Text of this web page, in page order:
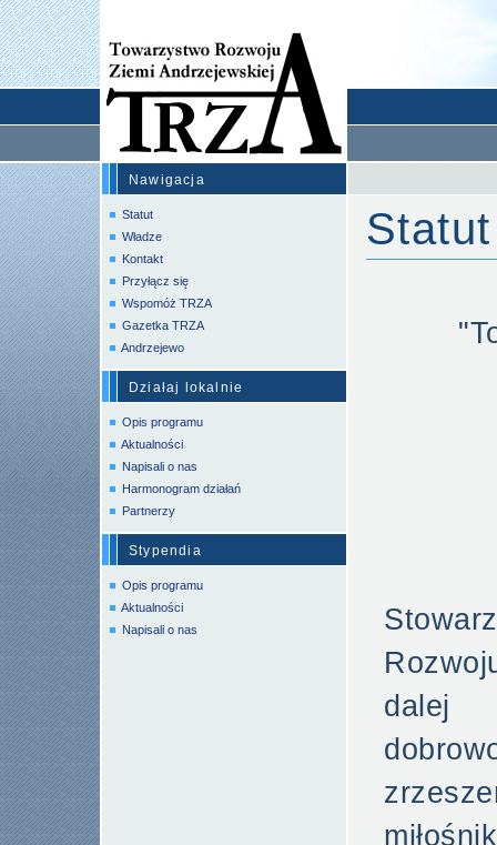
Nawigacja
Statut
Władze
Kontakt
Przyłącz się
Wspomóż TRZA
Gazetka TRZA
Andrzejewo
Działaj lokalnie
Opis programu
Aktualności
Napisali o nas
Harmonogram działań
Partnerzy
Stypendia
Opis programu
Aktualności
Napisali o nas
Statut
dalej